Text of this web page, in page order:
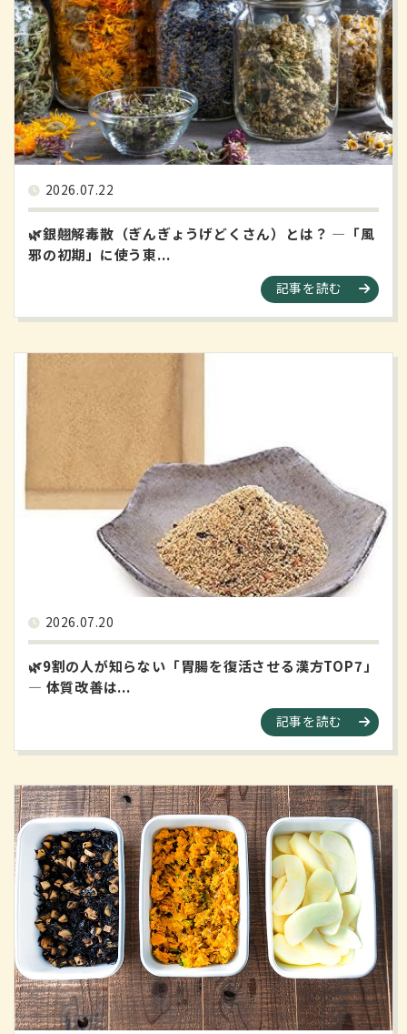
2026.07.22
🌿銀翹解毒散（ぎんぎょうげどくさん）とは？ ―「風
邪の初期」に使う東...
記事を読む
2026.07.20
🌿9割の人が知らない「胃腸を復活させる漢方TOP7」
― 体質改善は...
記事を読む